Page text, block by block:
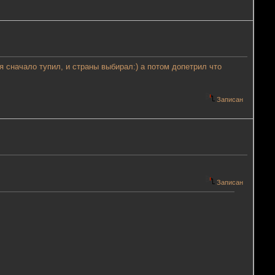
сначало тупил, и страны выбирал:) а потом допетрил что
Записан
Записан